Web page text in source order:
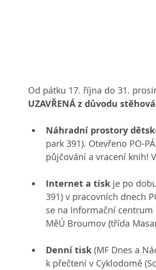
Od pátku 17. října do 31.
UZAVŘENÁ z důvodu
Náhradní prostory
park 391). Otevřeno PO-
půjčování a vracení knih!
Internet a tisk je po
391) v pracovních dnech
se na Informační
MěÚ Broumov (třída
Denní tisk (MF Dnes a
k přečtení v Cyklodomě